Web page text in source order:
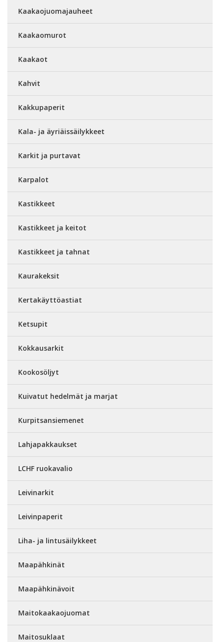
Kaakaojuomajauheet
Kaakaomurot
Kaakaot
Kahvit
Kakkupaperit
Kala- ja äyriäissäilykkeet
Karkit ja purtavat
Karpalot
Kastikkeet
Kastikkeet ja keitot
Kastikkeet ja tahnat
Kaurakeksit
Kertakäyttöastiat
Ketsupit
Kokkausarkit
Kookosöljyt
Kuivatut hedelmät ja marjat
Kurpitsansiemenet
Lahjapakkaukset
LCHF ruokavalio
Leivinarkit
Leivinpaperit
Liha- ja lintusäilykkeet
Maapähkinät
Maapähkinävoit
Maitokaakaojuomat
Maitosuklaat